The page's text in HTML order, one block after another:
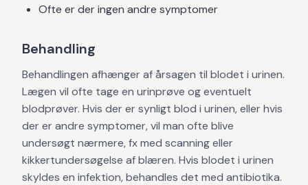
Ofte er der ingen andre symptomer
Behandling
Behandlingen afhænger af årsagen til blodet i urinen.
Lægen vil ofte tage en urinprøve og eventuelt
blodprøver. Hvis der er synligt blod i urinen, eller hvis
der er andre symptomer, vil man ofte blive
undersøgt nærmere, fx med scanning eller
kikkertundersøgelse af blæren. Hvis blodet i urinen
skyldes en infektion, behandles det med antibiotika.